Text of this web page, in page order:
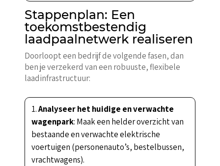
Stappenplan: Een
toekomstbestendig
laadpaalnetwerk realiseren
Doorloopt een bedrijf de volgende fasen, dan
ben je verzekerd van een robuuste, flexibele
laadinfrastructuur:
Analyseer het huidige en verwachte
wagenpark: Maak een helder overzicht van
bestaande en verwachte elektrische
voertuigen (personenauto’s, bestelbussen,
vrachtwagens).